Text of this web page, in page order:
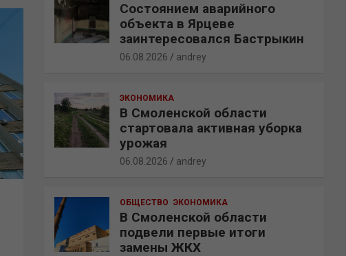
Состоянием аварийного
объекта в Ярцеве
заинтересовался Бастрыкин
06.08.2026 andrey
ЭКОНОМИКА
В Смоленской области
стартовала активная уборка
урожая
06.08.2026 andrey
ОБЩЕСТВО ЭКОНОМИКА
В Смоленской области
подвели первые итоги
замены ЖКХ